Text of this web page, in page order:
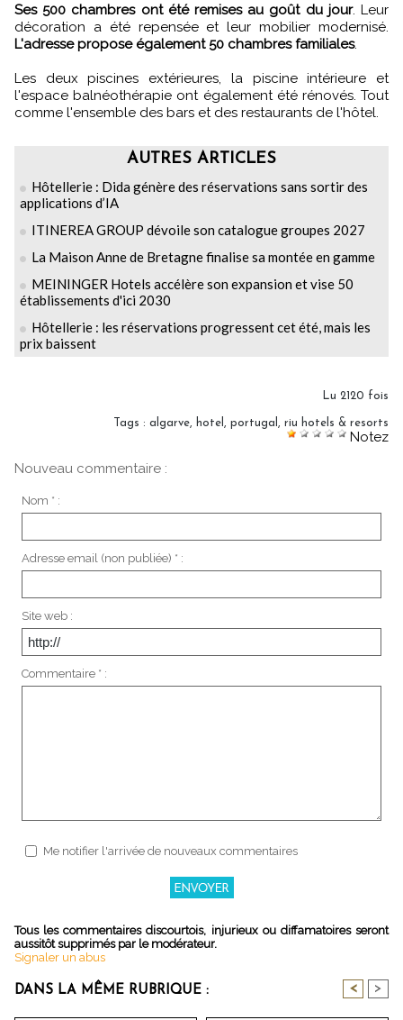
Ses 500 chambres ont été remises au goût du jour. Leur
décoration a été repensée et leur mobilier modernisé.
L'adresse propose également 50 chambres familiales.
Les deux piscines extérieures, la piscine intérieure et
l'espace balnéothérapie ont également été rénovés. Tout
comme l'ensemble des bars et des restaurants de l'hôtel.
AUTRES ARTICLES
Hôtellerie : Dida génère des réservations sans sortir des
applications d’IA
ITINEREA GROUP dévoile son catalogue groupes 2027
La Maison Anne de Bretagne finalise sa montée en gamme
MEININGER Hotels accélère son expansion et vise 50
établissements d'ici 2030
Hôtellerie : les réservations progressent cet été, mais les
prix baissent
Lu 2120 fois
Tags : algarve, hotel , portugal , riu hotels & resorts
Notez
Nouveau commentaire :
Nom * :
Adresse email (non publiée) * :
Site web :
Commentaire * :
Me notifier l'arrivée de nouveaux commentaires
Tous les commentaires discourtois, injurieux ou diffamatoires seront
aussitôt supprimés par le modérateur.
Signaler un abus
DANS LA MÊME RUBRIQUE : < >